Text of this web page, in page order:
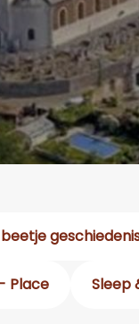
Place Sleep